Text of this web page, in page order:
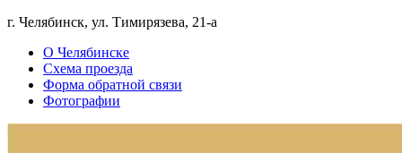
г. Челябинск, ул. Тимирязева, 21-а
О Челябинске
Схема проезда
Форма обратной связи
Фотографии